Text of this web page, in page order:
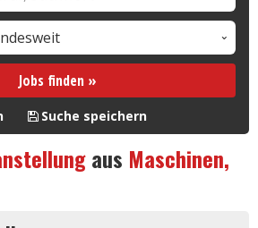
Jobs finden »
Suche speichern
aus Maschinen,